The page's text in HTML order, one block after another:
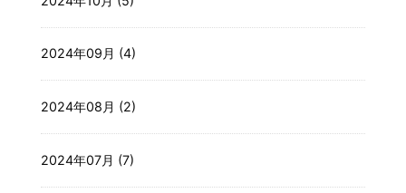
2024年09月 (4)
2024年08月 (2)
2024年07月 (7)